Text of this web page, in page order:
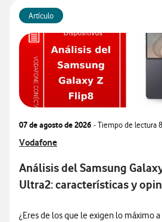
Artículo
07 de agosto de 2026 - Tiempo de lectura
Ver más articulos relacionados con
Vodafone
Análisis del Samsung
Ultra2: características y
¿Eres de los que le exigen lo máximo a